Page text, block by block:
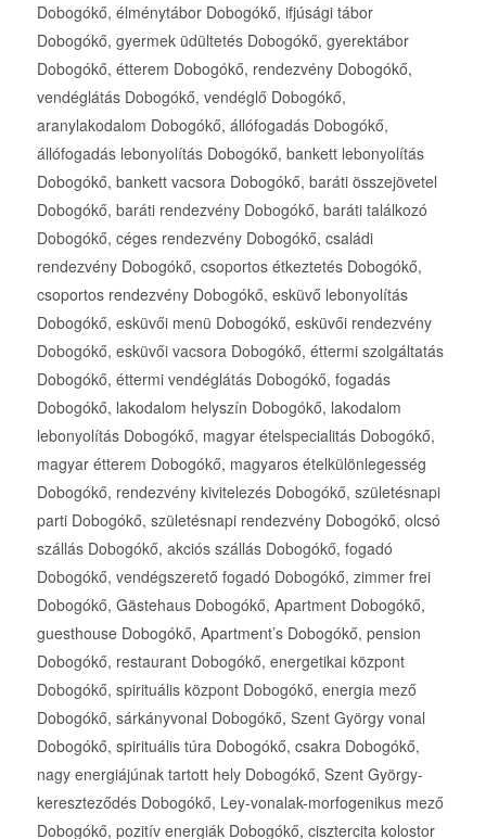
Dobogókő, élménytábor Dobogókő, ifjúsági tábor
Dobogókő, gyermek üdültetés Dobogókő, gyerektábor
Dobogókő, étterem Dobogókő, rendezvény Dobogókő,
vendéglátás Dobogókő, vendéglő Dobogókő,
aranylakodalom Dobogókő, állófogadás Dobogókő,
állófogadás lebonyolítás Dobogókő, bankett lebonyolítás
Dobogókő, bankett vacsora Dobogókő, baráti összejövetel
Dobogókő, baráti rendezvény Dobogókő, baráti találkozó
Dobogókő, céges rendezvény Dobogókő, családi
rendezvény Dobogókő, csoportos étkeztetés Dobogókő,
csoportos rendezvény Dobogókő, esküvő lebonyolítás
Dobogókő, esküvői menü Dobogókő, esküvői rendezvény
Dobogókő, esküvői vacsora Dobogókő, éttermi szolgáltatás
Dobogókő, éttermi vendéglátás Dobogókő, fogadás
Dobogókő, lakodalom helyszín Dobogókő, lakodalom
lebonyolítás Dobogókő, magyar ételspecialitás Dobogókő,
magyar étterem Dobogókő, magyaros ételkülönlegesség
Dobogókő, rendezvény kivitelezés Dobogókő, születésnapi
parti Dobogókő, születésnapi rendezvény Dobogókő, olcsó
szállás Dobogókő, akciós szállás Dobogókő, fogadó
Dobogókő, vendégszerető fogadó Dobogókő, zimmer frei
Dobogókő, Gästehaus Dobogókő, Apartment Dobogókő,
guesthouse Dobogókő, Apartment’s Dobogókő, pension
Dobogókő, restaurant Dobogókő, energetikai központ
Dobogókő, spirituális központ Dobogókő, energia mező
Dobogókő, sárkányvonal Dobogókő, Szent György vonal
Dobogókő, spirituális túra Dobogókő, csakra Dobogókő,
nagy energiájúnak tartott hely Dobogókő, Szent György-
kereszteződés Dobogókő, Ley-vonalak-morfogenikus mező
Dobogókő, pozitív energiák Dobogókő, cisztercita kolostor